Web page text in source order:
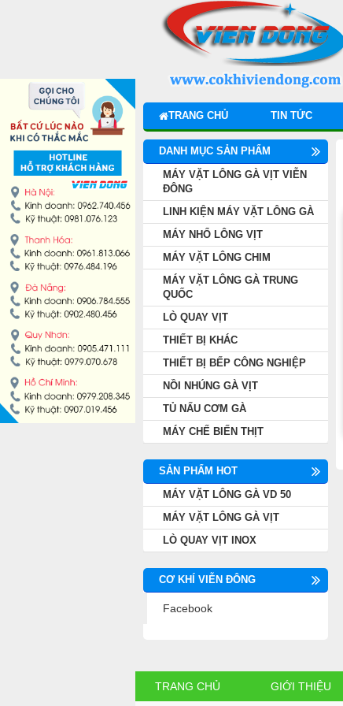
TRANG CHỦ TIN TỨC
DANH MỤC SẢN PHẨM
MÁY VẶT LÔNG GÀ VỊT VIỄN
ĐÔNG
LINH KIỆN MÁY VẶT LÔNG GÀ
MÁY NHỔ LÔNG VỊT
MÁY VẶT LÔNG CHIM
MÁY VẶT LÔNG GÀ TRUNG
QUỐC
LÒ QUAY VỊT
THIẾT BỊ KHÁC
THIẾT BỊ BẾP CÔNG NGHIỆP
NỒI NHÚNG GÀ VỊT
TỦ NẤU CƠM GÀ
MÁY CHẾ BIẾN THỊT
SẢN PHẨM HOT
MÁY VẶT LÔNG GÀ VD 50
MÁY VẶT LÔNG GÀ VỊT
LÒ QUAY VỊT INOX
CƠ KHÍ VIỄN ĐÔNG
Facebook
TRANG CHỦ GIỚI THIỆU
MÁY VẶT LÔNG GÀ VỊT VIỄN ĐÔNG
LINH KIỆN MÁY VẶT LÔNG GÀ
MÁY NHỔ LÔNG VỊT
MÁY VẶT LÔNG CHIM
MÁY VẶT LÔNG GÀ TRUNG QUỐC
LÒ QUAY VỊT
THIẾT BỊ KHÁC
THIẾT BỊ BẾP CÔNG NGHIỆP
TỦ NẤU CƠM GÀ